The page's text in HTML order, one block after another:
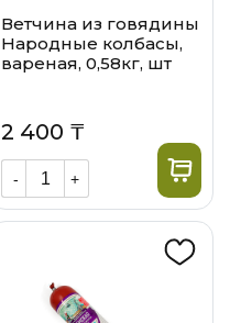
Ветчина из говядины
Народные колбасы,
вареная, 0,58кг, шт
2 400 ₸
- +